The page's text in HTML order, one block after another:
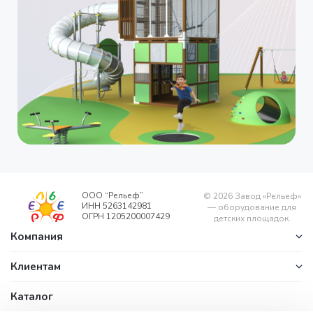
ООО “Рельеф”
ИНН 5263142981
ОГРН 1205200007429
© 2026Завод «Рельеф»
— оборудование для
детских площадок.
Компания
Клиентам
Каталог